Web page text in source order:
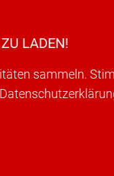
LADEN!
sammeln.